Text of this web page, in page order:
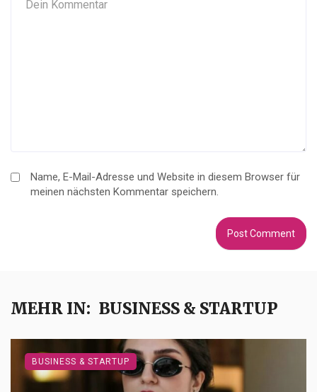
Name, E-Mail-Adresse und Website in diesem Browser für
meinen nächsten Kommentar speichern.
MEHR IN: BUSINESS & STARTUP
BUSINESS & STARTUP